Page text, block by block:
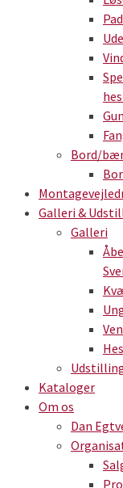
Bord/
Galleri &
Galleri
Kataloger
Om os
Dan